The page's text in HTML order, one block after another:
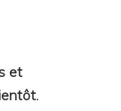
et